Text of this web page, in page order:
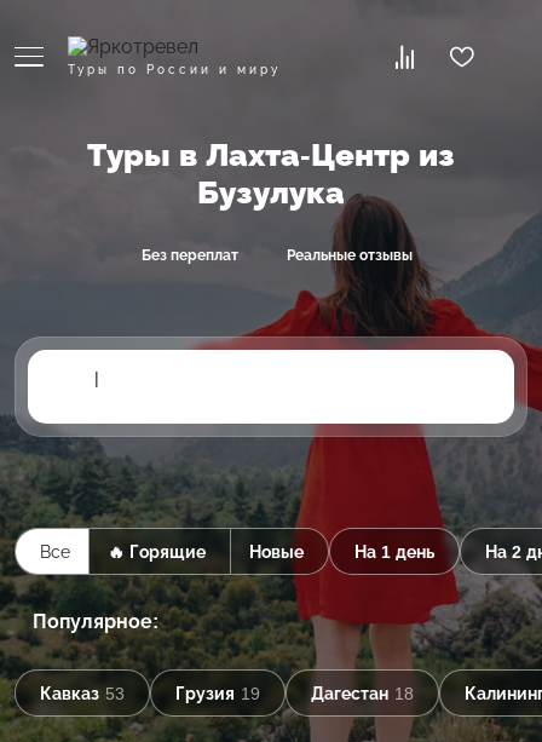
Туры по России и миру
Туры в Лахта-Центр из
Бузулука
Без переплат Реальные отзывы
|
Все 🔥 Горящие Новые На 1 день На 2
Популярное:
Кавказ 53 Грузия 19 Дагестан 18